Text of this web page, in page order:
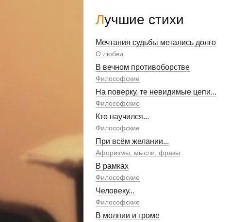
Лучшие стихи
Мечтания судьбы метались долго
О любви
В вечном противоборстве
Философские
На поверку, те невидимые цепи...
Философские
Кто научился...
Философские
При всём желании...
Афоризмы, мысли, фразы
В рамках
Философские
Человеку...
Философские
В молнии и громе